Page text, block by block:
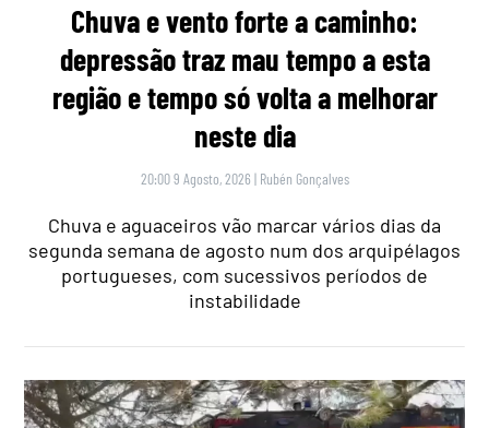
Chuva e vento forte a caminho:
depressão traz mau tempo a esta
região e tempo só volta a melhorar
neste dia
20:00 9 Agosto, 2026 | Rubén Gonçalves
Chuva e aguaceiros vão marcar vários dias da
segunda semana de agosto num dos arquipélagos
portugueses, com sucessivos períodos de
instabilidade